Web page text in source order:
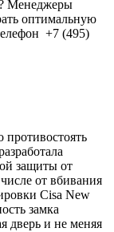
Менеджеры
оптимальную
+7 (495)
защиты от
от вбивания
Cisa New
замка
дверь и не меняя